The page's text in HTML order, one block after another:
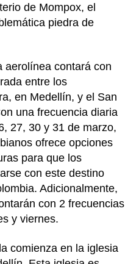
de Mompox, el
piedra de
aerolínea contará con
entre los
en Medellín, y el San
una frecuencia diaria
27, 30 y 31 de marzo,
ofrece opciones
para que los
con este destino
Adicionalmente,
con 2 frecuencias
y viernes.
comienza en la iglesia